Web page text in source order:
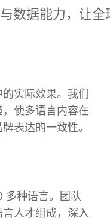
数据能力，让
实际效果。我们
使多语言内容在
表达的一致性。
多种语言。团队
人才组成，深入